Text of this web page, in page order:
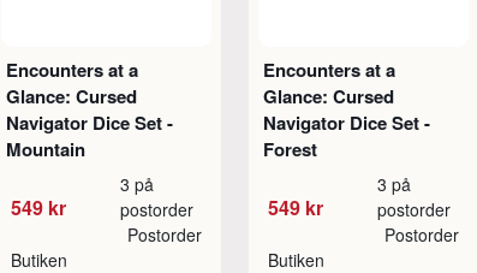
Encounters at a
Glance: Cursed
Navigator Dice Set -
Mountain
549 kr
3 på
postorder
Butiken
Postorder
Encounters at a
Glance: Cursed
Navigator Dice Set -
Forest
549 kr
3 på
postorder
Butiken
Postorder